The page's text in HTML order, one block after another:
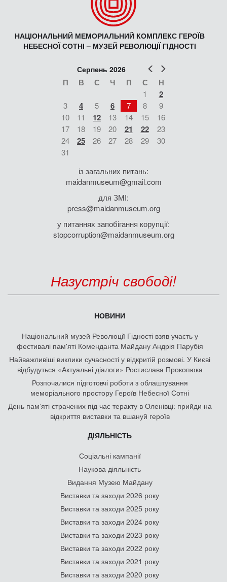
НАЦІОНАЛЬНИЙ МЕМОРІАЛЬНИЙ КОМПЛЕКС ГЕРОЇВ
НЕБЕСНОЇ СОТНІ – МУЗЕЙ РЕВОЛЮЦІЇ ГІДНОСТІ
Попер
Серпень 2026
П В С Ч П С Н
1 2
3 4 5 6 7 8
9
10
11 12 13 14 15
16
17
18 19 20 21 22
23
24
25 26 27 28 29
30
31
із загальних питань:
maidanmuseum@gmail.com
для ЗМІ:
press@maidanmuseum.org
у питаннях запобігання корупції:
stopcorruption@maidanmuseum.org
Назустріч свободі!
НОВИНИ
Національний музей Революції Гідності взяв участь у
фестивалі пам'яті Коменданта Майдану Андрія Парубія
Найважливіші виклики сучасності у відкритій розмові. У Києві
відбудуться «Актуальні діалоги» Ростислава Прокопюка
Розпочалися підготовчі роботи з облаштування
меморіального простору Героїв Небесної Сотні
День памʼяті страчених під час теракту в Оленівці: прийди на
відкриття виставки та вшануй героїв
ДІЯЛЬНІСТЬ
Соціальні кампанії
Наукова діяльність
Видання Музею Майдану
Виставки та заходи 2026 року
Виставки та заходи 2025 року
Виставки та заходи 2024 року
Виставки та заходи 2023 року
Виставки та заходи 2022 року
Виставки та заходи 2021 року
Виставки та заходи 2020 року